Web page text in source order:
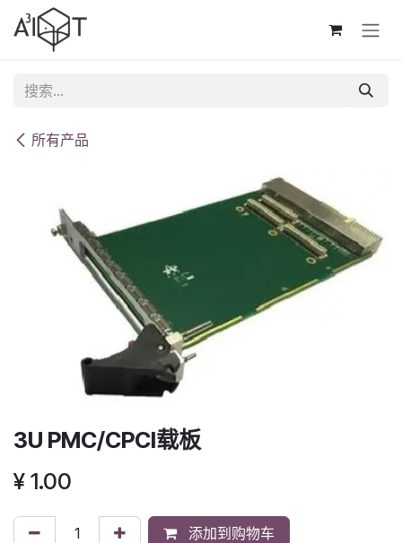
跳至内容
所有产品
3U PMC/CPCI载板
¥ 1.00
添加到购物车